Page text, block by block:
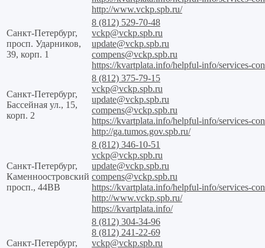
http://www.vckp.spb.ru/
Санкт-Петербург,
просп. Ударников,
39, корп. 1
8 (812) 529-70-48
vckp@vckp.spb.ru
update@vckp.spb.ru
compens@vckp.spb.ru
https://kvartplata.info/helpful-info/services-
Санкт-Петербург,
Бассейная ул., 15,
корп. 2
8 (812) 375-79-15
vckp@vckp.spb.ru
update@vckp.spb.ru
compens@vckp.spb.ru
https://kvartplata.info/helpful-info/services-
http://ga.tumos.gov.spb.ru/
Санкт-Петербург,
Каменноостровский
просп., 44ВВ
8 (812) 346-10-51
vckp@vckp.spb.ru
update@vckp.spb.ru
compens@vckp.spb.ru
https://kvartplata.info/helpful-info/services-
http://www.vckp.spb.ru/
https://kvartplata.info/
Санкт-Петербург,
8 (812) 304-34-96
8 (812) 241-22-69
vckp@vckp.spb.ru